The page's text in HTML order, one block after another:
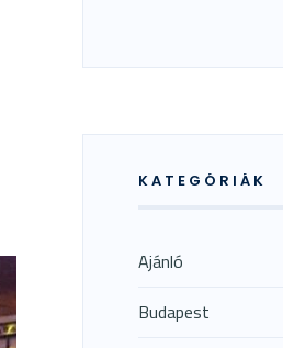
KATEGÓRIÁK
Ajánló
Budapest